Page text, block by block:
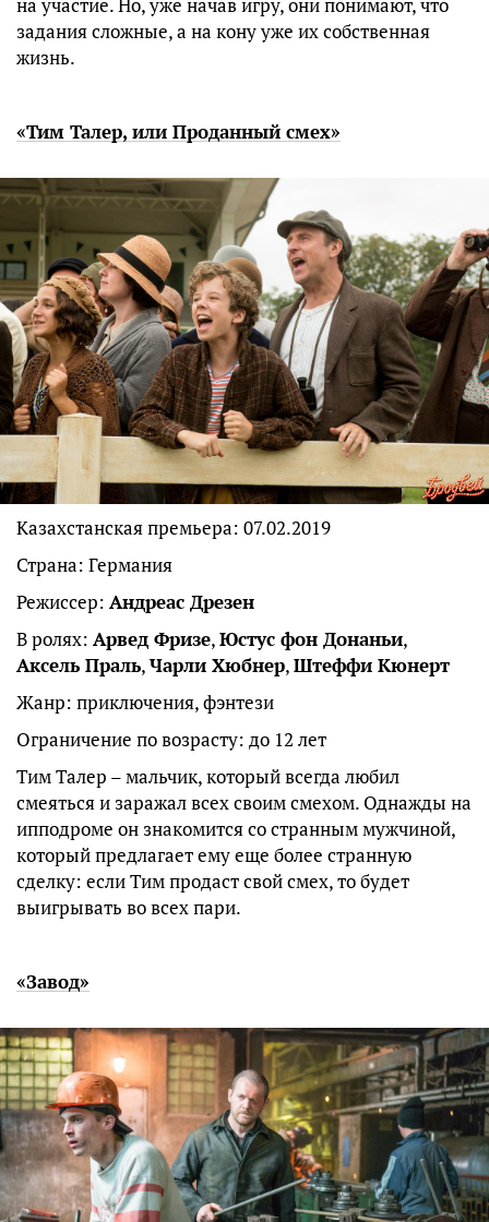
на участие. Но, уже начав игру, они понимают, что
задания сложные, а на кону уже их собственная
жизнь.
«Тим Талер, или Проданный смех»
Казахстанская премьера: 07.02.2019
Страна: Германия
Режиссер: Андреас Дрезен
В ролях: Арвед Фризе,Юстус фон Донаньи,
Аксель Праль,Чарли Хюбнер,Штеффи Кюнерт
Жанр: приключения, фэнтези
Ограничение по возрасту: до 12 лет
Тим Талер – мальчик, который всегда любил
смеяться и заражал всех своим смехом. Однажды на
ипподроме он знакомится со странным мужчиной,
который предлагает ему еще более странную
сделку: если Тим продаст свой смех, то будет
выигрывать во всех пари.
«Завод»